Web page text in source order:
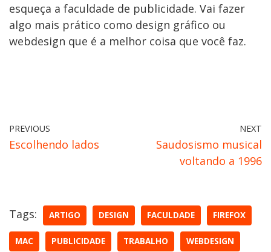
esqueça a faculdade de publicidade. Vai fazer
algo mais prático como design gráfico ou
webdesign que é a melhor coisa que você faz.
PREVIOUS
Escolhendo lados
NEXT
Saudosismo musical
voltando a 1996
Tags: ARTIGO DESIGN FACULDADE FIREFOX
MAC PUBLICIDADE TRABALHO WEBDESIGN